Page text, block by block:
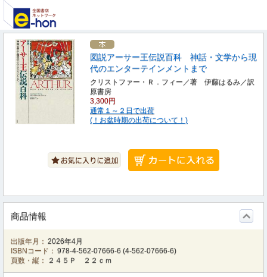
図説アーサー王伝説百科 神話・文学から現
代のエンターテインメントまで
クリストファー・Ｒ．フィー／著 伊藤はるみ／訳
原書房
3,300円
通常１～２日で出荷
(！お盆時期の出荷について！)
商品情報
出版年月： 2026年4月
ISBNコード： 978-4-562-07666-6 (4-562-07666-6)
頁数・縦：
２４５Ｐ ２２ｃｍ